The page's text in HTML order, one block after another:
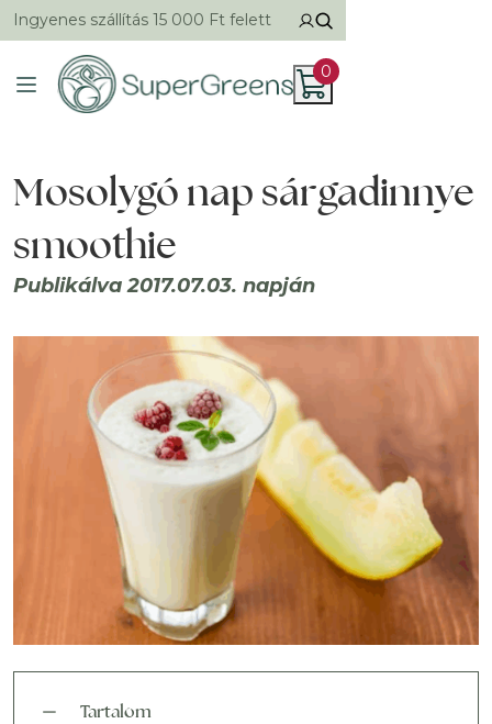
Ingyenes szállítás 15 000 Ft felett
0
Mosolygó nap sárgadinnye
smoothie
Publikálva 2017.07.03. napján
Tartalom